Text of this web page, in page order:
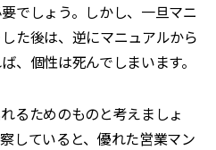
でしょう。しかし、一旦マニ
た後は、逆にマニュアルから
、個性は死んでしまいます。
るためのものと考えましょ
していると、優れた営業マン